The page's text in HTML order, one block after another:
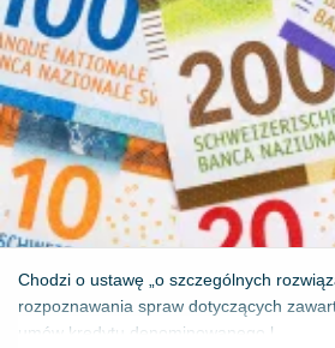
Chodzi o ustawę „o szczególnych
rozpoznawania spraw dotyczących
umów kredytu denominowanego l...